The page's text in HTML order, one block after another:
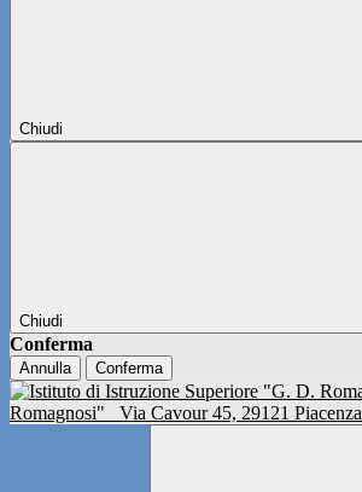
Chiudi
Chiudi
Conferma
Annulla Conferma
Romagnosi"
Via Cavour 45, 29121 Piacenza